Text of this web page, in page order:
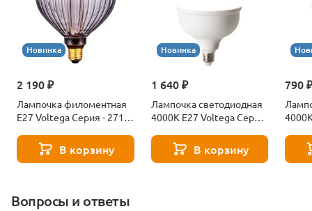
Новинка
2 190 ₽
Лампочка филоментная
Е27 Voltega Серия - 271
В корзину
Новинка
1 640 ₽
Лампочка светодиодная
4000К Е27 Voltega Серия
В корзину
790
Вопросы и ответы